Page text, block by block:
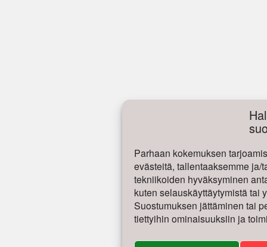
Parhaan kokemuksen
evästeitä, tallentaaksemme ja/
tekniikoiden hyväksyminen
kuten selauskäyttäytymistä tai
Suostumuksen jättäminen tai
tiettyihin ominaisuuksiin ja